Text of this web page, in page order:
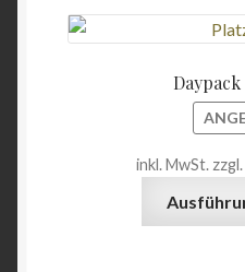
inkl. MwSt. zzgl.